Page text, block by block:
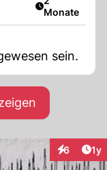
Monate
sein.
6 1y